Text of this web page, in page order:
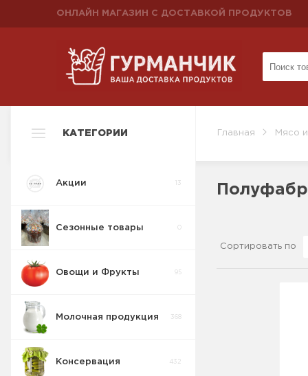
ОНЛАЙН МАГАЗИН С ДОСТАВКОЙ ПРОДУКТОВ
Главная Мясо
КАТЕГОРИИ
Акции 13
Сезонные товары
Овощи и Фрукты 95
Молочная продукция 368
Консервация 432
Сортировать по